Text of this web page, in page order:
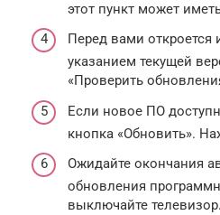
этот пункт может
Перед вами
указанием текущей
«Проверить
Если новое ПО
кнопка «Обновить».
Ожидайте окончания
обновления
выключайте телевизор.